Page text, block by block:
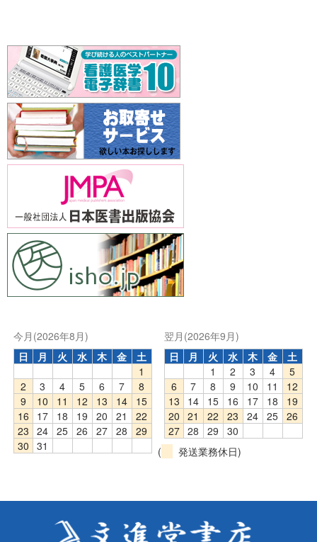
今月(2026年8月)
日
月 火 水 木 金
土
1
2
3 4 5 6 7
8
9
10 11 12 13 14
15
16
17 18 19 20 21
22
23
24 25 26 27 28
29
30
31
翌月(2026年9月)
日
月 火 水 木 金
土
1
2 3 4
5
6
7 8 9 10 11
12
13
14 15 16 17 18
19
20
21 22 23 24 25
26
27 28 29
30
(
発送業務休日)